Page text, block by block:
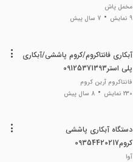
09127692842
مخمل پاش
9 نمایش
7 سال پیش
آبکاری فانتاکروم/کروم پاششی/آبکاری
پلی استر09125371393
فانتاکروم آرین کروم
230 نمایش
8 سال پیش
دستگاه آبکاری پاششی
کروم09354420217
آوا